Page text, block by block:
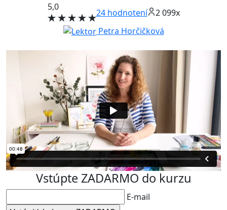
5,0
24hodnotení
2 099x
Petra Horčičková
Vstúpte ZADARMO do kurzu
E-mail